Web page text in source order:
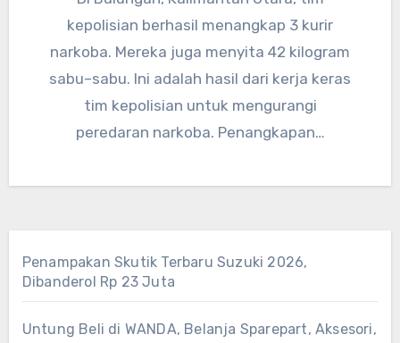
kepolisian berhasil menangkap 3 kurir
narkoba. Mereka juga menyita 42 kilogram
sabu–sabu. Ini adalah hasil dari kerja keras
tim kepolisian untuk mengurangi
peredaran narkoba. Penangkapan…
Penampakan Skutik Terbaru Suzuki 2026,
Dibanderol Rp 23 Juta
Untung Beli di WANDA, Belanja Sparepart, Aksesori,